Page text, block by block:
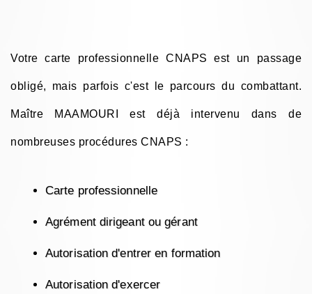
Votre carte professionnelle CNAPS est un passage
obligé, mais parfois c'est le parcours du combattant.
Maître MAAMOURI est déjà intervenu dans de
nombreuses procédures CNAPS :
Carte professionnelle
Agrément dirigeant ou gérant
Autorisation d'entrer en formation
Autorisation d'exercer